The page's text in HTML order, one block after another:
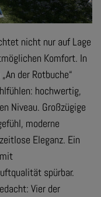
nicht nur auf Lage
Komfort. In
der Rotbuche“
hochwertig,
Niveau. Großzügige
moderne
Eleganz. Ein
spürbar.
Vier der